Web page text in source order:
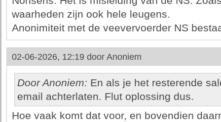
waarheden zijn ook hele leugens.
Anonimiteit met de veevervoerder NS
02-06-2026, 12:19 door Anoniem
Door Anoniem: En als je het resterende
email achterlaten. Flut oplossing dus.
Hoe vaak komt dat voor, en bovendien